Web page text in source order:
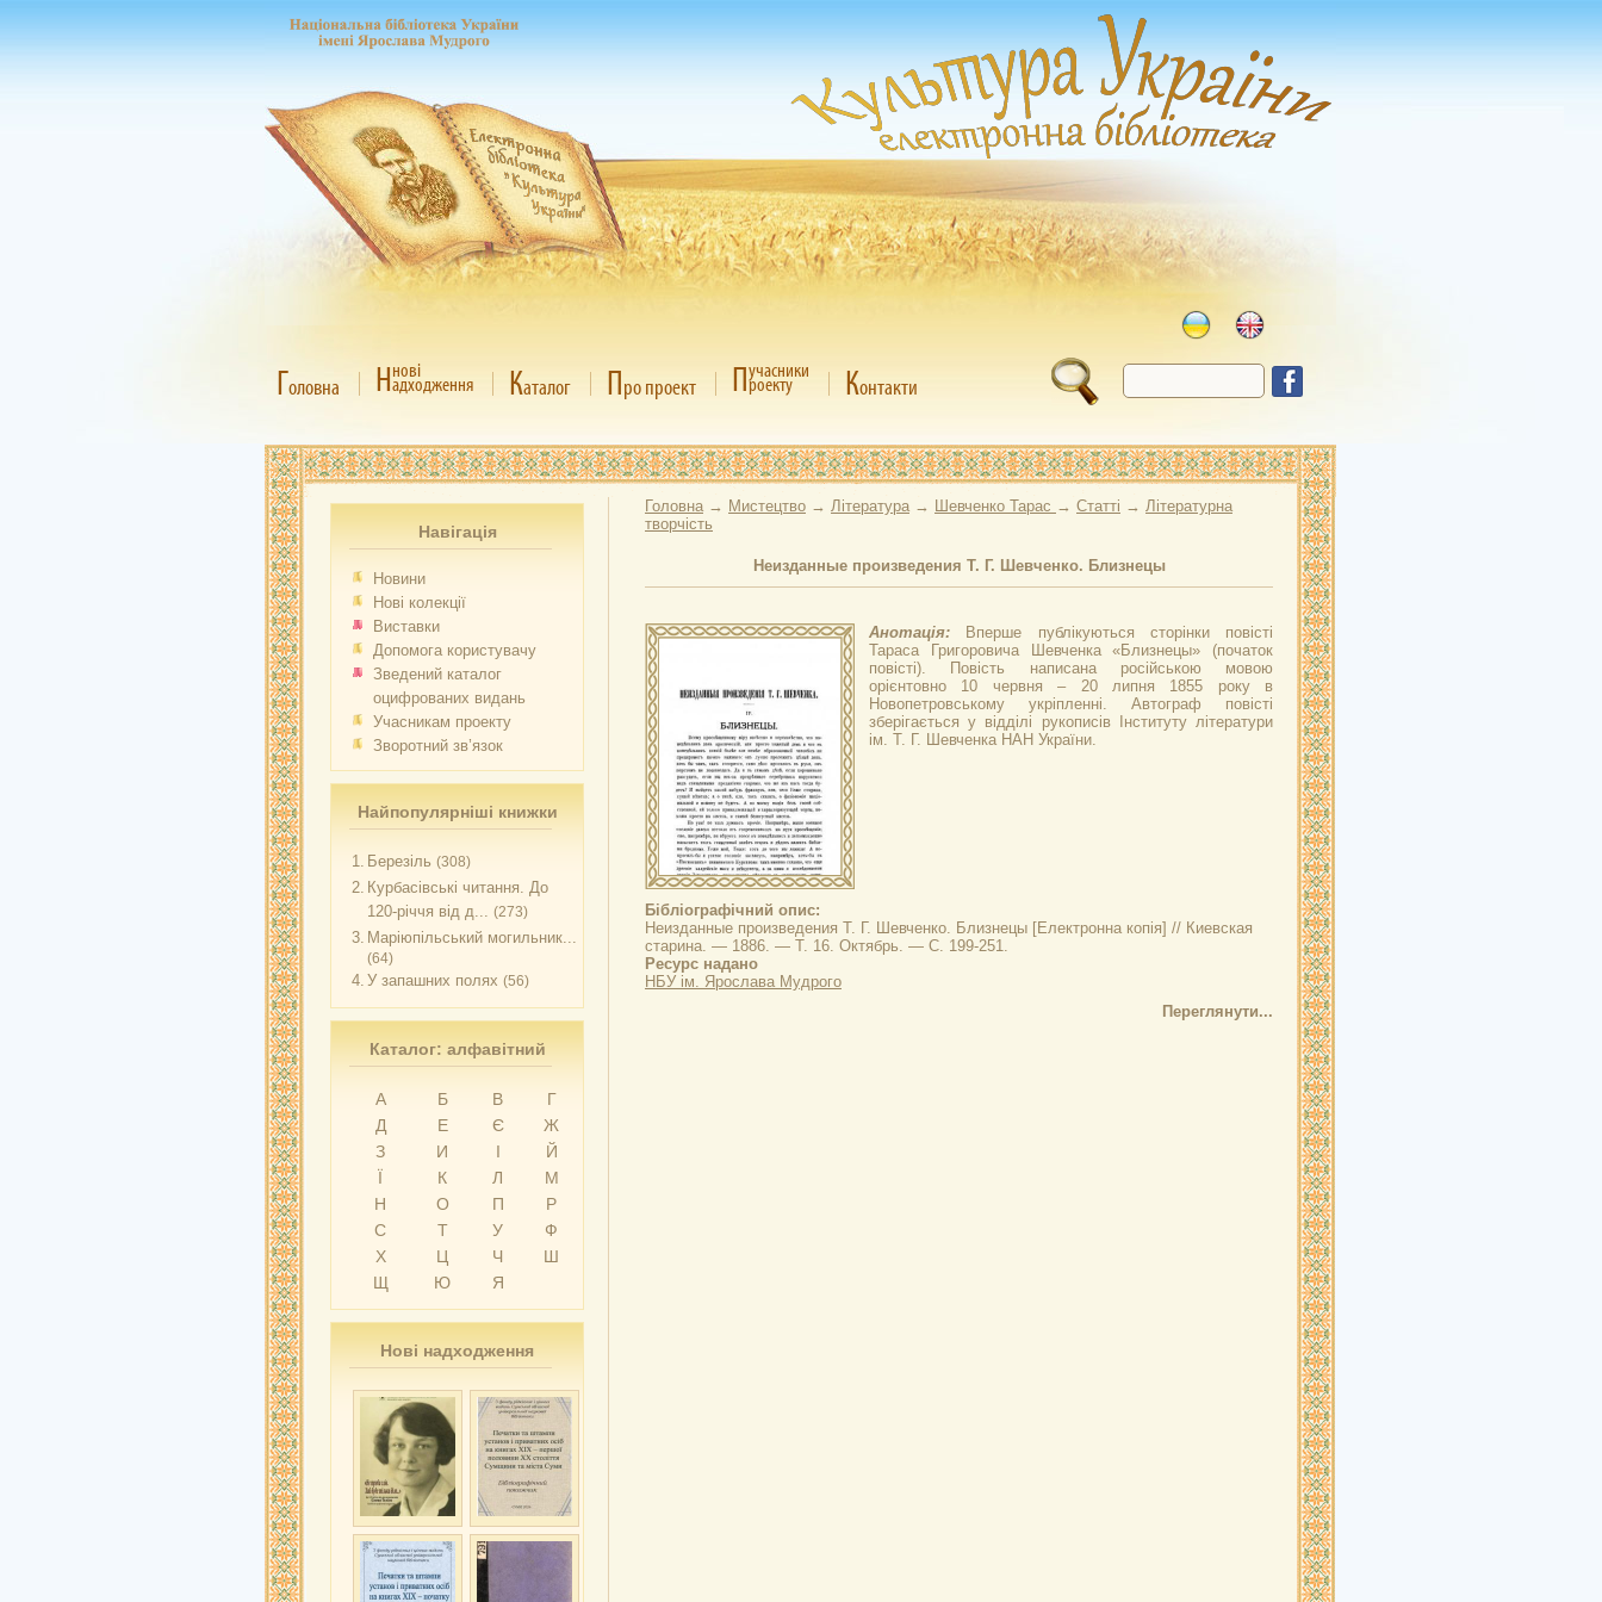
Головна Ннові
адходження Каталог Про проект Пучасники
роекту Контакти
Навігація
Новини
Нові колекції
Виставки
Допомога користувачу
Зведений каталог
оцифрованих видань
Учасникам проекту
Зворотний зв’язок
Найпопулярніші книжки
1. Березіль (308)
2. Курбасівські читання. До
120-річчя від д... (273)
3. Маріюпільський могильник...
(64)
4. У запашних полях (56)
Каталог: алфавітний
А Б В
Г
Д
Е Є
Ж
З
И І
Й
Ї
К Л
М
Н
О П
Р
С
Т У
Ф
Х
Ц Ч
Ш
Щ
Ю Я
Нові надходження
Головна → Мистецтво → Література → Шевченко Тарас → Статті → Літературна
творчість
Неизданные произведения Т. Г. Шевченко. Близнецы
Анотація:
Вперше публікуються сторінки повісті
Тараса Григоровича Шевченка «Близнецы» (початок
повісті). Повість написана російською мовою
орієнтовно 10 червня – 20 липня 1855 року в
Новопетровському укріпленні. Автограф повісті
зберігається у відділі рукописів Інституту літератури
ім. Т. Г. Шевченка НАН України.
Бібліографічний опис:
Неизданные произведения Т. Г. Шевченко. Близнецы [Електронна копія] // Киевская
старина. — 1886. — Т. 16. Октябрь. — С. 199-251.
Ресурс надано
НБУ ім. Ярослава Мудрого
Переглянути...